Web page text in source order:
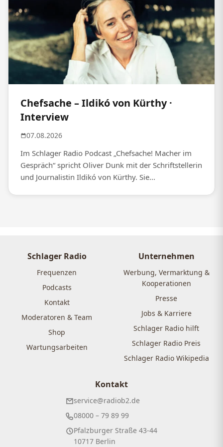
Chefsache – Ildikó von Kürthy ·
Interview
07.08.2026
Im Schlager Radio Podcast „Chefsache! Macher im
Gespräch“ spricht Oliver Dunk mit der Schriftstellerin
und Journalistin Ildikó von Kürthy. Sie...
Schlager Radio
Frequenzen
Podcasts
Kontakt
Moderatoren & Team
Shop
Wartungsarbeiten
Unternehmen
Werbung, Vermarktung &
Kooperationen
Presse
Jobs & Karriere
Schlager Radio hilft
Schlager Radio Preis
Schlager Radio Wikipedia
Kontakt
service@radiob2.de
08000 – 79 89 99
Pfalzburger Straße 43-44
10717 Berlin